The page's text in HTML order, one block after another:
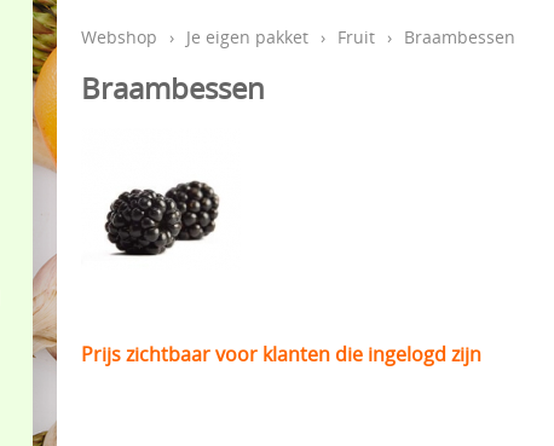
Webshop › Je eigen pakket › Fruit › Braambessen
Braambessen
Prijs zichtbaar voor klanten die ingelogd zijn